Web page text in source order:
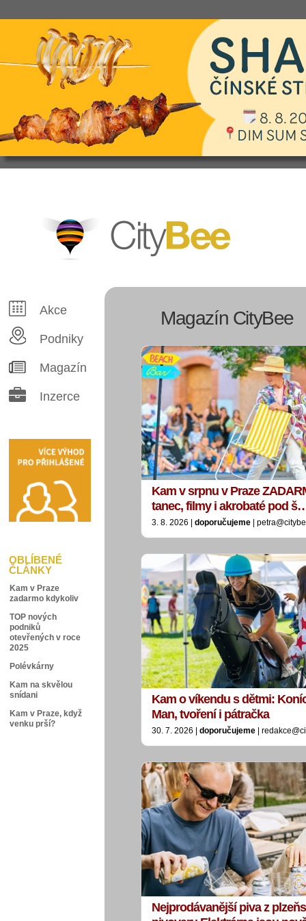
CityBee
Akce
Podniky
Magazín
Inzerce
OBLÍBENÉ
ČLÁNKY
Kam v Praze
zadarmo kdykoliv
TOP nových
podniků
otevřených v roce
2025
Polévkárny
Kam na skvělou
snídani
Kam v Praze, když
venku prší?
Magazín CityBee
Kam v srpnu v Praze
tanec, filmy i akrobaté pod
3. 8. 2026 | doporučujeme |
Kam o víkendu s dětmi:
Man, tvoření i pátračka
30. 7. 2026 | doporučujeme |
Nejprodávanější piva z